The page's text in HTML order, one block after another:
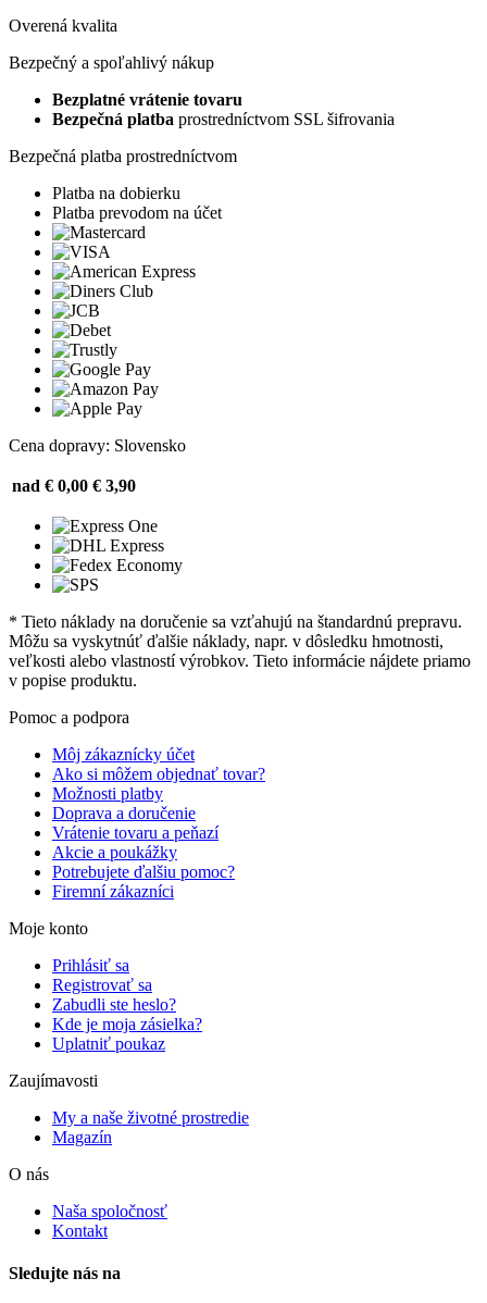
Overená kvalita
Bezpečný a spoľahlivý nákup
Bezplatné vrátenie tovaru
Bezpečná platba prostredníctvom SSL šifrovania
Bezpečná platba prostredníctvom
Platba na dobierku
Platba prevodom na účet
Cena dopravy: Slovensko
nad € 0,00 € 3,90
* Tieto náklady na doručenie sa vzťahujú na štandardnú prepravu.
Môžu sa vyskytnúť ďalšie náklady, napr. v dôsledku hmotnosti,
veľkosti alebo vlastností výrobkov. Tieto informácie nájdete priamo
v popise produktu.
Pomoc a podpora
Môj zákaznícky účet
Ako si môžem objednať tovar?
Možnosti platby
Doprava a doručenie
Vrátenie tovaru a peňazí
Akcie a poukážky
Potrebujete ďalšiu pomoc?
Firemní zákazníci
Moje konto
Prihlásiť sa
Registrovať sa
Zabudli ste heslo?
Kde je moja zásielka?
Uplatniť poukaz
Zaujímavosti
My a naše životné prostredie
Magazín
O nás
Naša spoločnosť
Kontakt
Sledujte nás na